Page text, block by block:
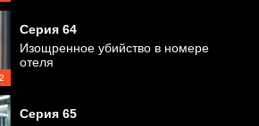
Серия 64
Изощренное убийство в номере
отеля
Серия 65